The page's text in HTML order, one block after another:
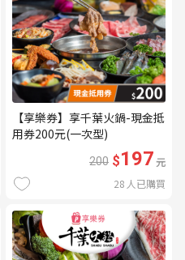
【享樂券】享千葉火鍋-現金抵
用券200元(一次型)
200 $197元
28 人已購買